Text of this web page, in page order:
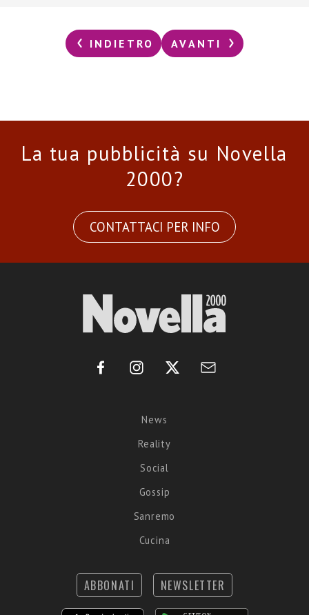
INDIETRO AVANTI
La tua pubblicità su Novella
2000?
CONTATTACI PER INFO
News
Reality
Social
Gossip
Sanremo
Cucina
ABBONATI NEWSLETTER